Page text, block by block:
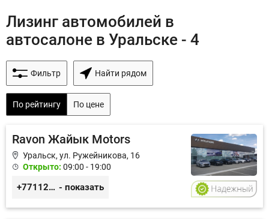
Лизинг автомобилей в
автосалоне в Уральске - 4
Фильтр Найти рядом
По рейтингу По цене
Ravon Жайык Motors
Уральск, ул. Ружейникова, 16
Открыто: 09:00 - 19:00
+77112276525 - показать